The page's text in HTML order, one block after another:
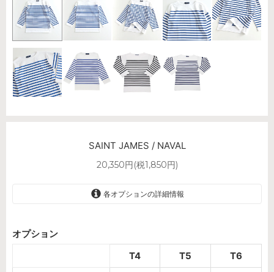
SAINT JAMES / NAVAL
20,350円(税1,850円)
各オプションの詳細情報
NEIGE/NOIR
オプション
T4
T5
T6